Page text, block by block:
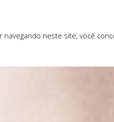
navegando neste site, você